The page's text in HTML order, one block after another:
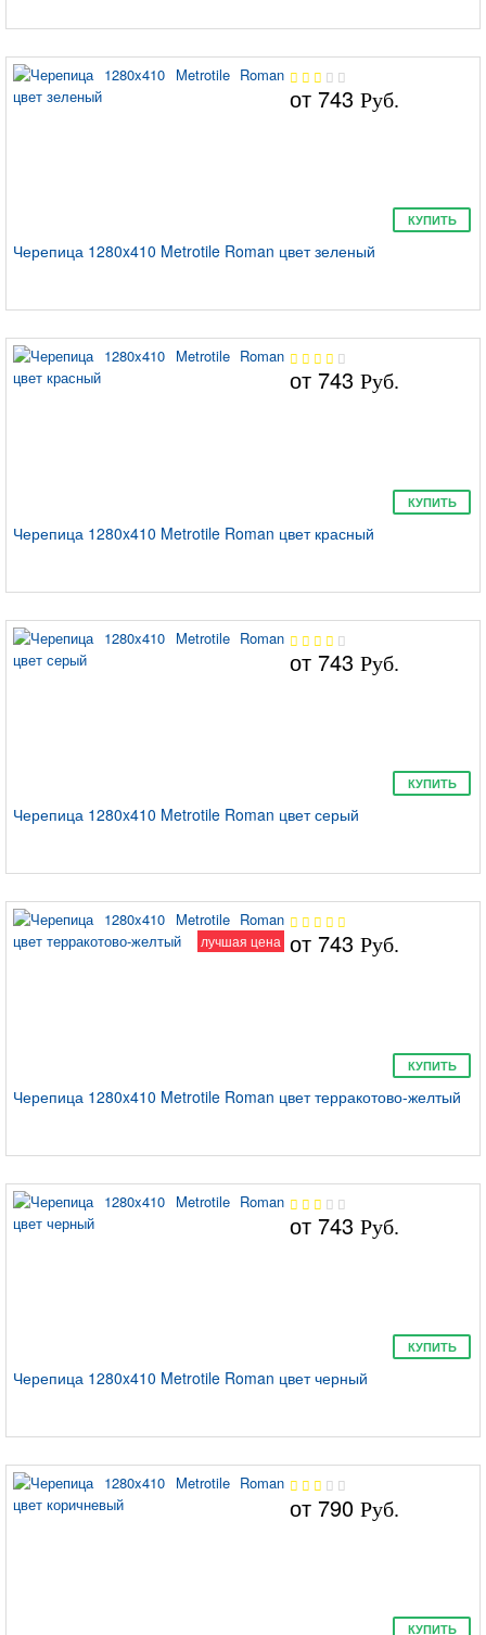
от 743 Руб.
КУПИТЬ
Черепица 1280x410 Metrotile Roman цвет зеленый
от 743 Руб.
КУПИТЬ
Черепица 1280x410 Metrotile Roman цвет красный
от 743 Руб.
КУПИТЬ
Черепица 1280x410 Metrotile Roman цвет серый
лучшая цена от 743 Руб.
КУПИТЬ
Черепица 1280x410 Metrotile Roman цвет терракотово-желтый
от 743 Руб.
КУПИТЬ
Черепица 1280x410 Metrotile Roman цвет черный
от 790 Руб.
КУПИТЬ